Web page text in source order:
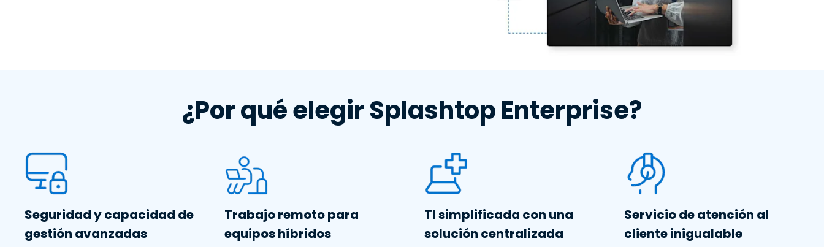
productos
Seguridad del punto final
日本語
한국어
ภาษาไทย
¿Por qué elegir Splashtop Enterprise?
Seguridad y capacidad de
gestión avanzadas
Trabajo remoto para
equipos híbridos
TI simplificada con una
solución centralizada
Servicio de atención al
cliente inigualable